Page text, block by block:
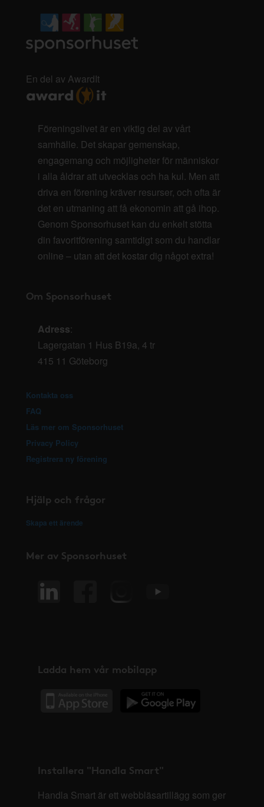
En del av AwardIt
Föreningslivet är en viktig del av vårt
samhälle. Det skapar gemenskap,
engagemang och möjligheter för människor
i alla åldrar att utvecklas och ha kul. Men att
driva en förening kräver resurser, och ofta är
det en utmaning att få ekonomin att gå ihop.
Genom Sponsorhuset kan du enkelt stötta
din favoritförening samtidigt som du handlar
online – utan att det kostar dig något extra!
Om Sponsorhuset
Adress:
Lagergatan 1 Hus B19a, 4 tr
415 11 Göteborg
Kontakta oss
FAQ
Läs mer om Sponsorhuset
Privacy Policy
Registrera ny förening
Hjälp och frågor
Skapa ett ärende
Mer av Sponsorhuset
Ladda hem vår mobilapp
Installera "Handla Smart"
Handla Smart är ett webbläsartillägg som ger